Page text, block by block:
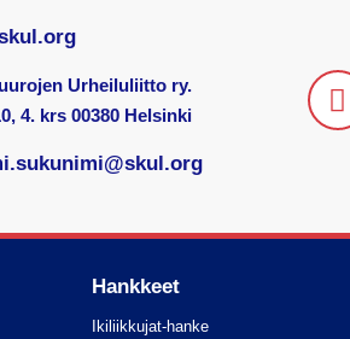
Urheiluliitto ry.
4. krs 00380 Helsinki
Hankkeet
Ikiliikkujat-hanke